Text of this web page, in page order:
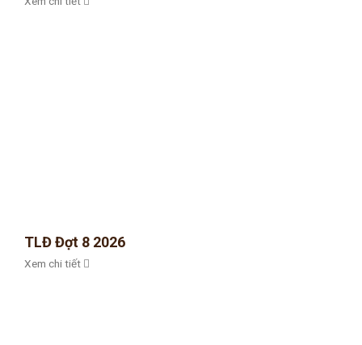
TLĐ Đợt 8 2026
Xem chi tiết